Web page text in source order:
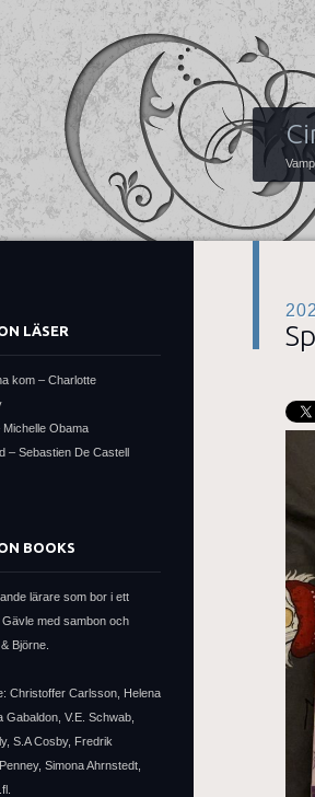
LÄSER
kom – Charlotte
Michelle Obama
– Sebastien De Castell
BOOKS
lärare som bor i ett
med sambon och
Björne.
Christoffer Carlsson, Helena
Gabaldon, V.E. Schwab,
S.A Cosby, Fredrik
Simona Ahrnstedt,